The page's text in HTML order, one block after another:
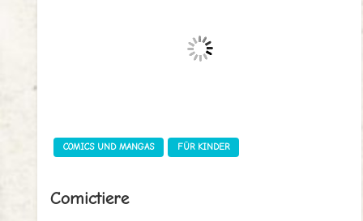
COMICS UND MANGAS FÜR KINDER
Comictiere